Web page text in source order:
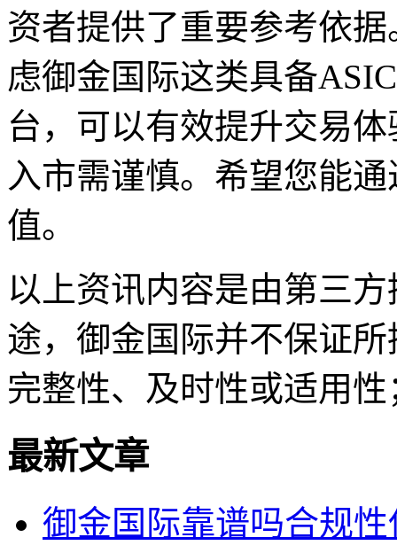
资者提供了重要参考依
虑御金国际这类具备
台，可以有效提升交易
入市需谨慎。希望您能
值。
以上资讯内容是由第三
途，御金国际并不保证
完整性、及时性或适用
最新文章
御金国际靠谱吗合规